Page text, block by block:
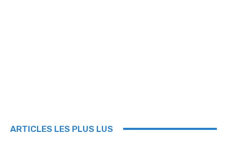
ARTICLES LES PLUS LUS